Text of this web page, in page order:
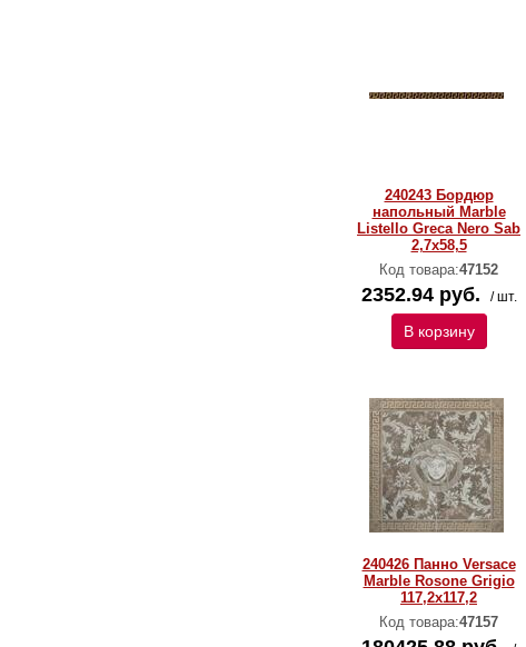
240243 Бордюр
напольный Marble
Listello Greca Nero Sab
2,7x58,5
Код товара:47152
2352.94 руб. / шт.
В корзину
240426 Панно Versace
Marble Rosone Grigio
117,2x117,2
Код товара:47157